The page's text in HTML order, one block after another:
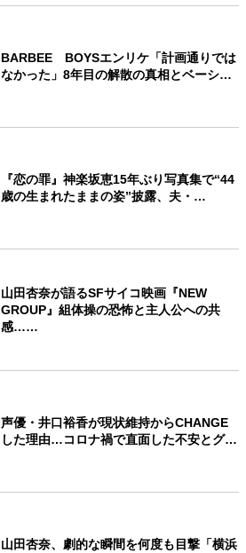
BARBEE BOYSエンリケ「計画通りでは
なかった」8年目の解散の真相とベーシ…
『恋の罪』神楽坂恵15年ぶり写真集で“44
歳の生まれたままの姿”披露、夫・…
山田杏奈が語るSFサイコ映画『NEW
GROUP』組体操の恐怖と主人公への共
感……
声優・井口裕香が現状維持からCHANGE
した理由…コロナ禍で直面した不安とグ…
山田杏奈、劇的な瞬間を何度も目撃「横浜